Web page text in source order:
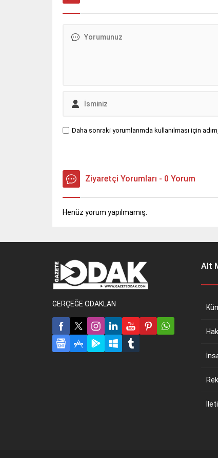
Daha sonraki yorumlarımda kullanılması için
Ziyaretçi Yorumları - 0 Yorum
Henüz yorum yapılmamış.
GERÇEĞE ODAKLAN
Alt